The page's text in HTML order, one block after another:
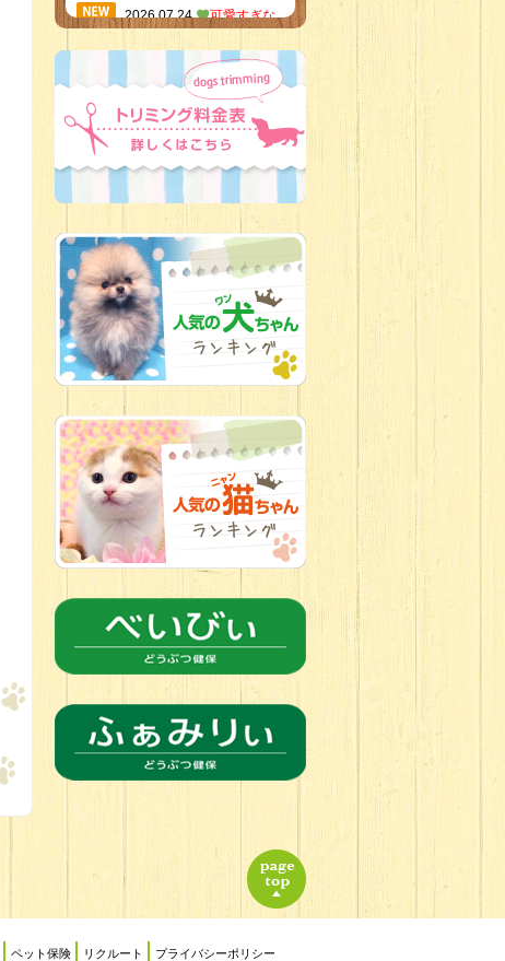
2026.07.24
可愛すぎな
素敵な笑顔の
ハーフくん
2026.07.18当店のイチオ
シにゃんこ
2026.07.12♡ rare color
2026.07.09加古川店：可
愛いハーフちゃん特集
2026.07.06 新入生紹介
2026.07.03ちびっこワン
コ
ダラダラな猫
スタッフ
2026.06.27 新入生
2026.06.24
人懐っこすぎ
なわんちゃんず
ペット保険 リクルート プライバシーポリシー